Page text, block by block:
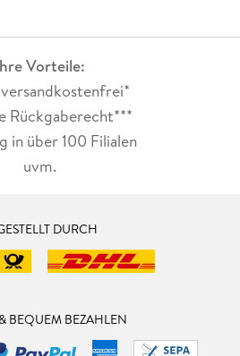
Vorteile:
Rückgaberecht***
in über 100 Filialen
uvm.
DURCH
BEQUEM BEZAHLEN